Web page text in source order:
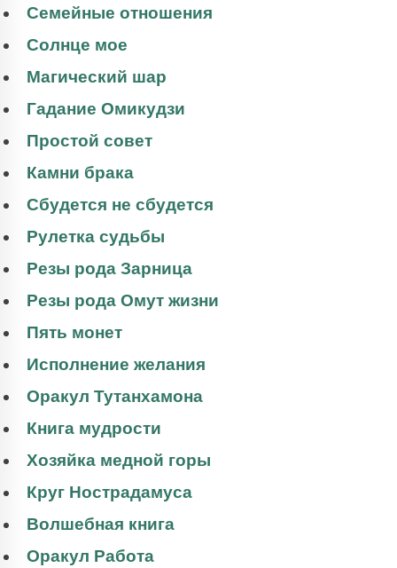
Семейные отношения
Солнце мое
Магический шар
Гадание Омикудзи
Простой совет
Камни брака
Сбудется не сбудется
Рулетка судьбы
Резы рода Зарница
Резы рода Омут жизни
Пять монет
Исполнение желания
Оракул Тутанхамона
Книга мудрости
Хозяйка медной горы
Круг Нострадамуса
Волшебная книга
Оракул Работа